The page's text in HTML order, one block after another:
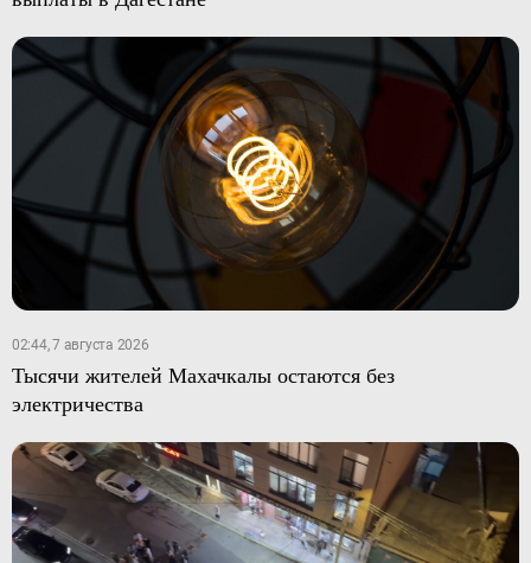
02:44, 7 августа 2026
Тысячи жителей Махачкалы остаются без
электричества